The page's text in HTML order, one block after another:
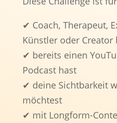
✔ Coach, Therapeut,
Künstler oder Creator
✔ bereits einen
Podcast hast
✔ deine Sichtbarkeit
möchtest
✔ mit Longform-